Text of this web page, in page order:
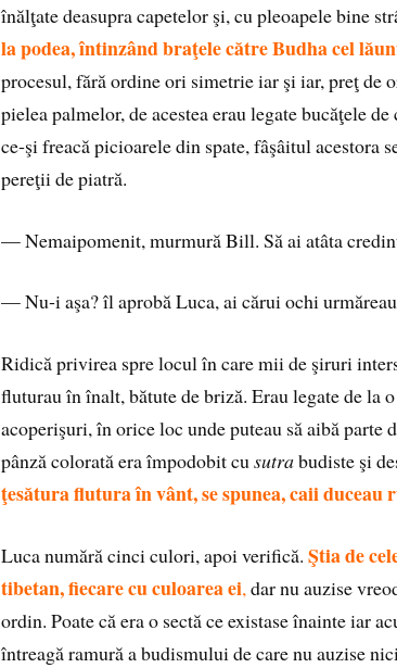
înălţate deasupra capetelor şi, cu pleoapele bine
la podea, întinzând braţele către Budha cel
procesul, fără ordine ori simetrie iar şi iar, preţ de
pielea palmelor, de acestea erau legate bucăţele
ce‑şi freacă picioarele din spate, fâşâitul acestora
pereţii de piatră.
— Nemaipomenit, murmură Bill. Să ai atâta
— Nu‑i aşa? îl aprobă Luca, ai cărui ochi
Ridică privirea spre locul în care mii de şiruri
fluturau în înalt, bătute de briză. Erau legate de la
acoperişuri, în orice loc unde puteau să aibă parte
pânză colorată era împodobit cusutrabudiste şi
ţesătura flutura în vânt, se spunea, caii
Luca numără cinci culori, apoi verifică.Ştia de
tibetan, fiecare cu culoarea ei,dar nu auzise
ordin. Poate că era o sectă ce existase înainte iar
întreagă ramură a budismului de care nu auzise